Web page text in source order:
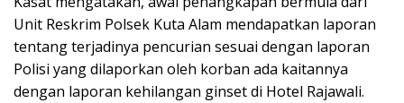
Unit Reskrim Polsek Kuta Alam mendapatkan laporan
tentang terjadinya pencurian sesuai dengan laporan
Polisi yang dilaporkan oleh korban ada kaitannya
dengan laporan kehilangan ginset di Hotel Rajawali.